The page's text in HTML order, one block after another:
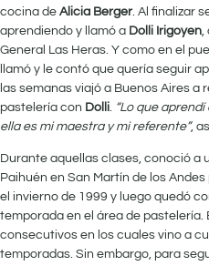
cocina de Alicia Berger. Al finalizar
aprendiendo y llamó a Dolli Irigoyen
General Las Heras. Y como en el
llamó y le contó que quería seguir
las semanas viajó a Buenos Aires a
pastelería con Dolli “Lo que
ella es mi maestra y mi referente”,
Durante aquellas clases, conoció a
Paihuén en San Martín de los
el invierno de 1999 y luego quedó
temporada en el área de pastelería.
consecutivos en los cuales vino a
temporadas. Sin embargo, para